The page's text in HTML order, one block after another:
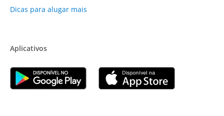
Dicas para alugar mais
Aplicativos